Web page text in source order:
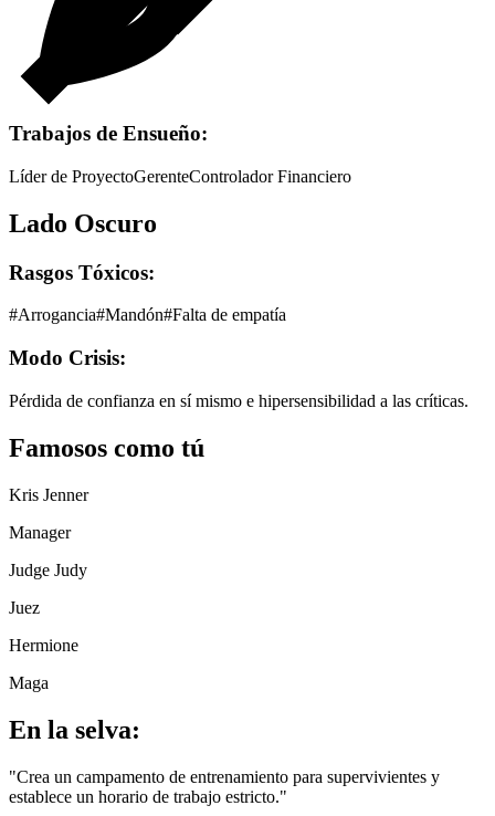
Trabajos de Ensueño:
Líder de ProyectoGerenteControlador Financiero
Lado Oscuro
Rasgos Tóxicos:
#Arrogancia#Mandón#Falta de empatía
Modo Crisis:
Pérdida de confianza en sí mismo e hipersensibilidad a las críticas.
Famosos como tú
Kris Jenner
Manager
Judge Judy
Juez
Hermione
Maga
En la selva:
"Crea un campamento de entrenamiento para supervivientes y
establece un horario de trabajo estricto."